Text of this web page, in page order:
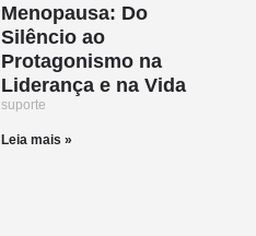
Menopausa: Do
Silêncio ao
Protagonismo na
Liderança e na Vida
suporte
Leia mais »